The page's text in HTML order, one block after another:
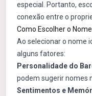
especial. Portanto,
conexão entre o
Como Escolher o
Ao selecionar o nome
alguns fatores:
Personalidade do
podem sugerir nomes
Sentimentos e